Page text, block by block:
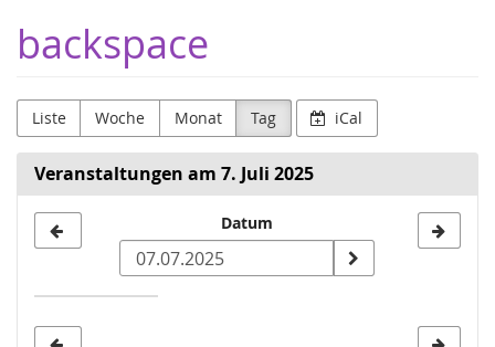
Haupt-
Inhalt
backspace
Liste Woche Monat Tag iCal
Veranstaltungen am 7. Juli 2025
zur
Anzeige
Datum